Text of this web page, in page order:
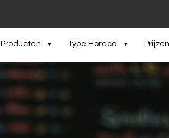
Producten Type Horeca Prijzen